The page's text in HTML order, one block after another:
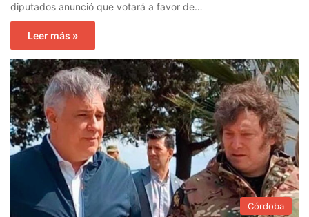
diputados anunció que votará a favor de…
Leer más »
Córdoba